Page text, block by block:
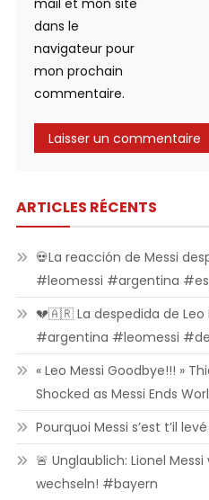
mail et mon site
dans le
navigateur pour
mon prochain
commentaire.
ARTICLES RÉCENTS
💀La reacción de Messi
#leomessi #argentina
💔🇦🇷 La despedida de
#argentina #leomessi
« Leo Messi Goodbye!!! »
Shocked as Messi Ends
Pourquoi Messi s’est t’il
🚨 Unglaublich: Lionel
wechseln! #bayern